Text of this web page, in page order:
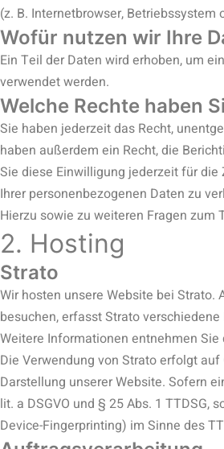
(z. B. Internetbrowser,
Wofür nutzen wir Ihre
Ein Teil der Daten wird erhoben, um
verwendet werden.
Welche Rechte haben
Sie haben jederzeit das Recht,
haben außerdem ein Recht, die
Sie diese Einwilligung jederzeit für
Ihrer personenbezogenen Daten zu
Hierzu sowie zu weiteren Fragen
2. Hosting
Strato
Wir hosten unsere Website bei Strato.
besuchen, erfasst Strato
Weitere Informationen entnehmen
Die Verwendung von Strato erfolgt
Darstellung unserer Website. Sofern
lit. a DSGVO und § 25 Abs. 1
Device-Fingerprinting) im Sinne des